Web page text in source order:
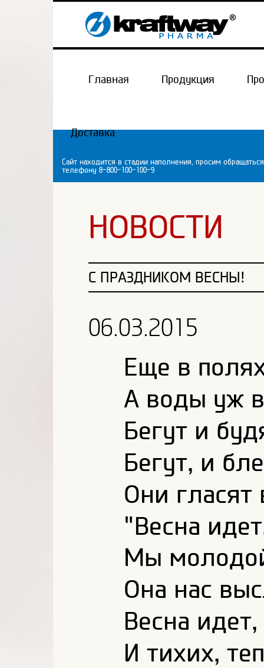
Главная Продукция
Доставка
Сайт находится в стадии наполнения, просим
телефону 8-800-100-100-9
НОВОСТИ
С ПРАЗДНИКОМ ВЕСНЫ!
06.03.2015
Еще в
А воды уж
Бегут и
Бегут, и
Они гласят
"Весна
Мы
Она нас
Весна
И тихих,